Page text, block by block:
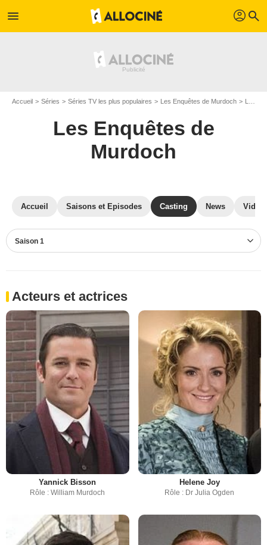
menu profil search
Accueil Séries Séries TV les plus populaires Les Enquêtes de Murdoch Les Enquêtes de Murdoch S01
Les Enquêtes de
Murdoch
Accueil Saisons et Episodes Casting News
Saison 1
Acteurs et actrices
Yannick Bisson
Rôle : William Murdoch
Helene Joy
Rôle : Dr Julia Ogden